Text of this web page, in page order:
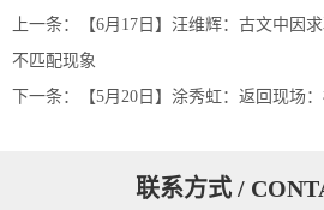
上一条：
【6月17日】汪维辉：古文中因
不匹配现象
下一条：
【5月20日】涂秀虹：返回现场
联系方式 /